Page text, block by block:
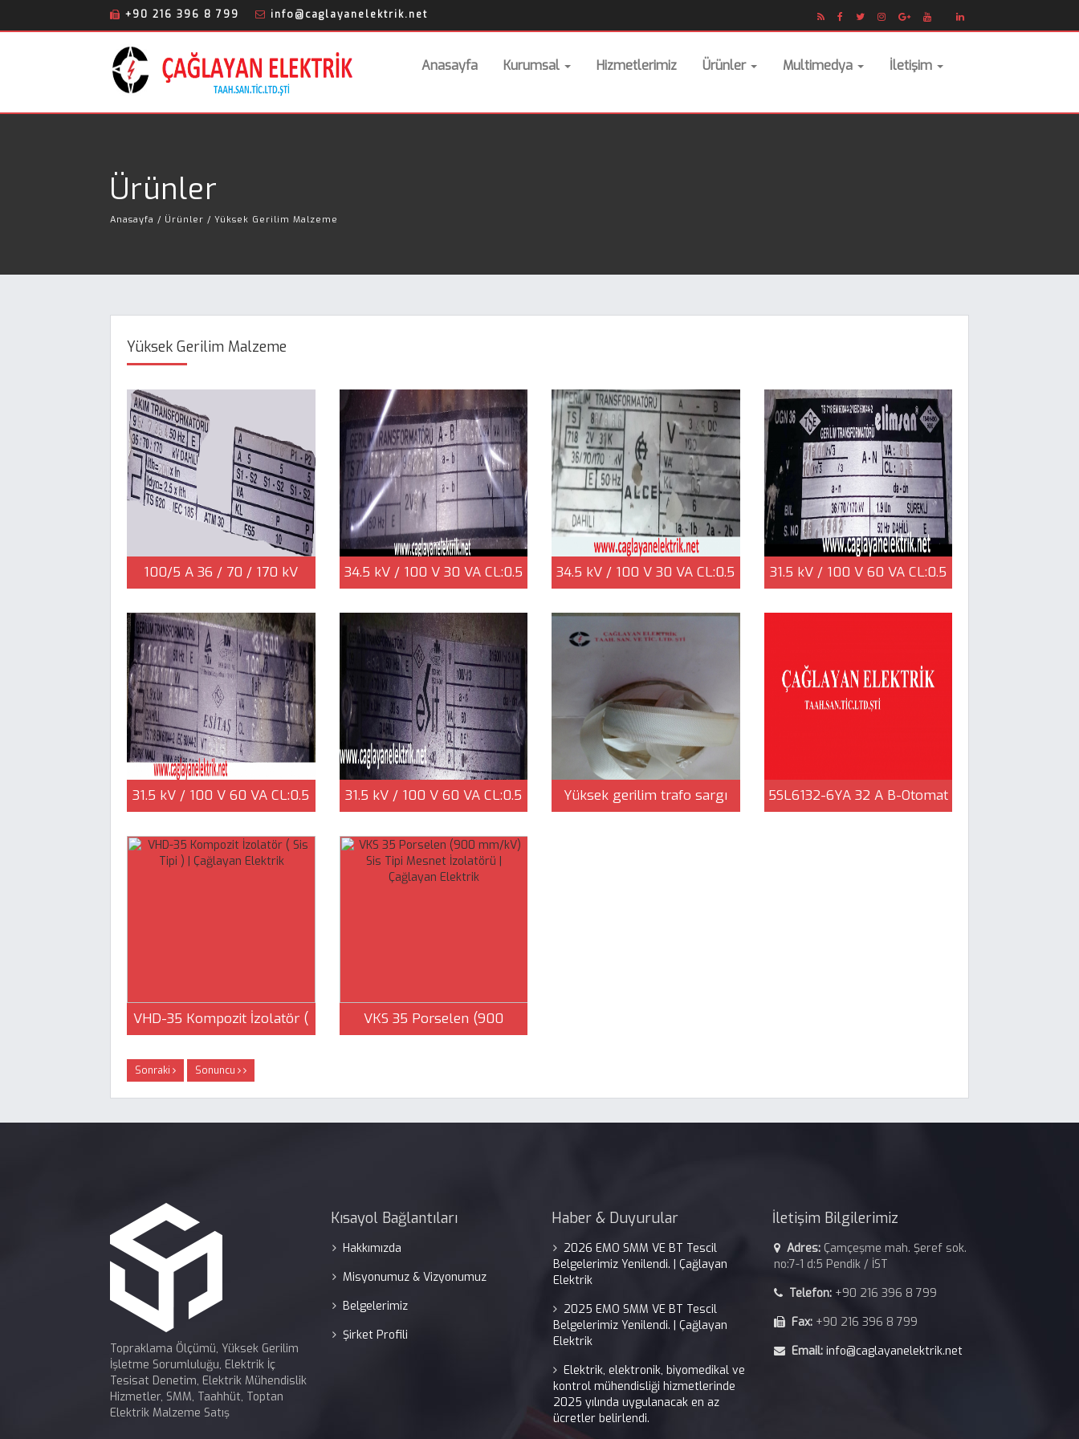
+90 216 396 8 799 info@caglayanelektrik.net
Anasayfa Kurumsal Hizmetlerimiz Ürünler Multimedya İletişim
Ürünler
Anasayfa / Ürünler / Yüksek Gerilim Malzeme
Yüksek Gerilim Malzeme
100/5 A 36 / 70 / 170 kV
30 VA Sınıf 5P FS5 Koruma
S1-S2 TS 620 IEC 185 OG
Akım Trafo | Çağlayan
Elektrik
34.5 kV / 100 V 30 VA CL:0.5
Çağlayan Elektrik
34.5 kV / 100 V 30 VA CL:0.5
2b - 2.EL | Çağlayan Elektrik
31.5 kV / 100 V 60 VA CL:0.5
31.5 kV / 100 V 60 VA CL:0.5
- 2.EL | Çağlayan Elektrik
31.5 kV / 100 V 60 VA CL:0.5
Çağlayan Elektrik
Yüksek gerilim trafo sargı
5SL6132-6YA 32 A B-Otomat
VHD-35 Kompozit İzolatör (
VKS 35 Porselen (900
Sonraki Sonuncu
Topraklama Ölçümü, Yüksek Gerilim
İşletme Sorumluluğu, Elektrik İç
Tesisat Denetim, Elektrik Mühendislik
Hizmetler, SMM, Taahhüt, Toptan
Elektrik Malzeme Satış
Kısayol Bağlantıları
Hakkımızda
Misyonumuz & Vizyonumuz
Belgelerimiz
Şirket Profili
Haber & Duyurular
2026 EMO SMM VE BT Tescil
Belgelerimiz Yenilendi. | Çağlayan
Elektrik
2025 EMO SMM VE BT Tescil
Belgelerimiz Yenilendi. | Çağlayan
Elektrik
Elektrik, elektronik, biyomedikal ve
kontrol mühendisliği hizmetlerinde
2025 yılında uygulanacak en az
ücretler belirlendi.
İletişim Bilgilerimiz
Adres: Çamçeşme mah. Şeref sok.
no:7-1 d:5 Pendik / İST
Telefon: +90 216 396 8 799
Fax: +90 216 396 8 799
Email: info@caglayanelektrik.net